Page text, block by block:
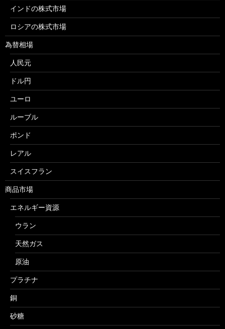
インドの株式市場
ロシアの株式市場
為替相場
人民元
ドル円
ユーロ
ルーブル
ポンド
レアル
スイスフラン
商品市場
エネルギー資源
ウラン
天然ガス
原油
プラチナ
銅
砂糖